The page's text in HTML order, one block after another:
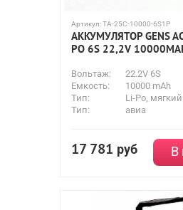
Артикул:TA-25C-10000-6S1P
АККУМУЛЯТОР GENS
PO 6S 22,2V
Вольтаж:
22.2V 6S
Емкость:
10000 mAh
Тип:
Li-Po,
Тип:
авиа
17 781 руб В